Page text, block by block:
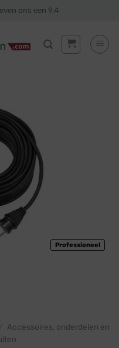
ons een 9,4
Professioneel
Accessoires, onderdelen en